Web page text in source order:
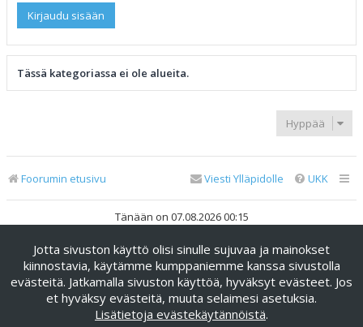
Tässä kategoriassa ei ole alueita.
Hyppää
Foorumin etusivu UKK
Viesti Ylläpidolle
Tänään on 07.08.2026 00:15
Keskustelufoorumin ohjelmistophpBB® Forum Software ©
phpBB Limited
Käännös: phpBB Suomi (lurttinen, harritapio, Pettis)
phpBB Metro Theme byPixelGoose Studio
Yksityisyys|Ehdot
Jotta sivuston käyttö olisi sinulle sujuvaa ja mainokset
kiinnostavia, käytämme kumppaniemme kanssa sivustolla
evästeitä. Jatkamalla sivuston käyttöä, hyväksyt evästeet. Jos
et hyväksy evästeitä, muuta selaimesi asetuksia.
Lisätietoja evästekäytännöistä.